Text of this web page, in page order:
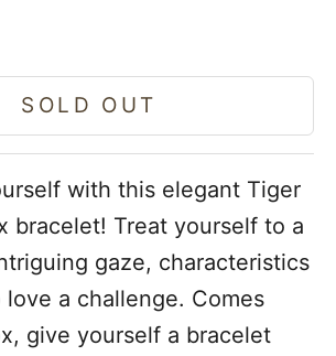
SOLD OUT
with this elegant Tiger
bracelet! Treat yourself to a
gaze, characteristics
a challenge. Comes
give yourself a bracelet